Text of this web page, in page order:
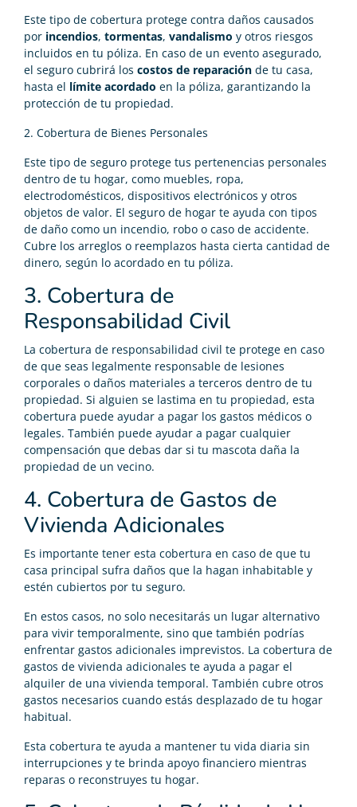
Este tipo de cobertura protege contra daños causados
por incendios, tormentas, vandalismo y otros riesgos
incluidos en tu póliza. En caso de un evento asegurado,
el seguro cubrirá los costos de reparación de tu casa,
hasta el límite acordado en la póliza, garantizando la
protección de tu propiedad.
2. Cobertura de Bienes Personales
Este tipo de seguro protege tus pertenencias personales
dentro de tu hogar, como muebles, ropa,
electrodomésticos, dispositivos electrónicos y otros
objetos de valor. El seguro de hogar te ayuda con tipos
de daño como un incendio, robo o caso de accidente.
Cubre los arreglos o reemplazos hasta cierta cantidad de
dinero, según lo acordado en tu póliza.
3. Cobertura de
Responsabilidad Civil
La cobertura de responsabilidad civil te protege en caso
de que seas legalmente responsable de lesiones
corporales o daños materiales a terceros dentro de tu
propiedad. Si alguien se lastima en tu propiedad, esta
cobertura puede ayudar a pagar los gastos médicos o
legales. También puede ayudar a pagar cualquier
compensación que debas dar si tu mascota daña la
propiedad de un vecino.
4. Cobertura de Gastos de
Vivienda Adicionales
Es importante tener esta cobertura en caso de que tu
casa principal sufra daños que la hagan inhabitable y
estén cubiertos por tu seguro.
En estos casos, no solo necesitarás un lugar alternativo
para vivir temporalmente, sino que también podrías
enfrentar gastos adicionales imprevistos. La cobertura de
gastos de vivienda adicionales te ayuda a pagar el
alquiler de una vivienda temporal. También cubre otros
gastos necesarios cuando estás desplazado de tu hogar
habitual.
Esta cobertura te ayuda a mantener tu vida diaria sin
interrupciones y te brinda apoyo financiero mientras
reparas o reconstruyes tu hogar.